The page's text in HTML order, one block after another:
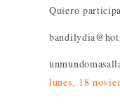
Quiero
lunes, 18